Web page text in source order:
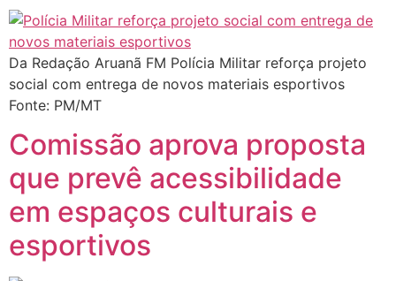
Da Redação Aruanã FM Polícia Militar reforça projeto
social com entrega de novos materiais esportivos
Fonte: PM/MT
Comissão aprova proposta
que prevê acessibilidade
em espaços culturais e
esportivos